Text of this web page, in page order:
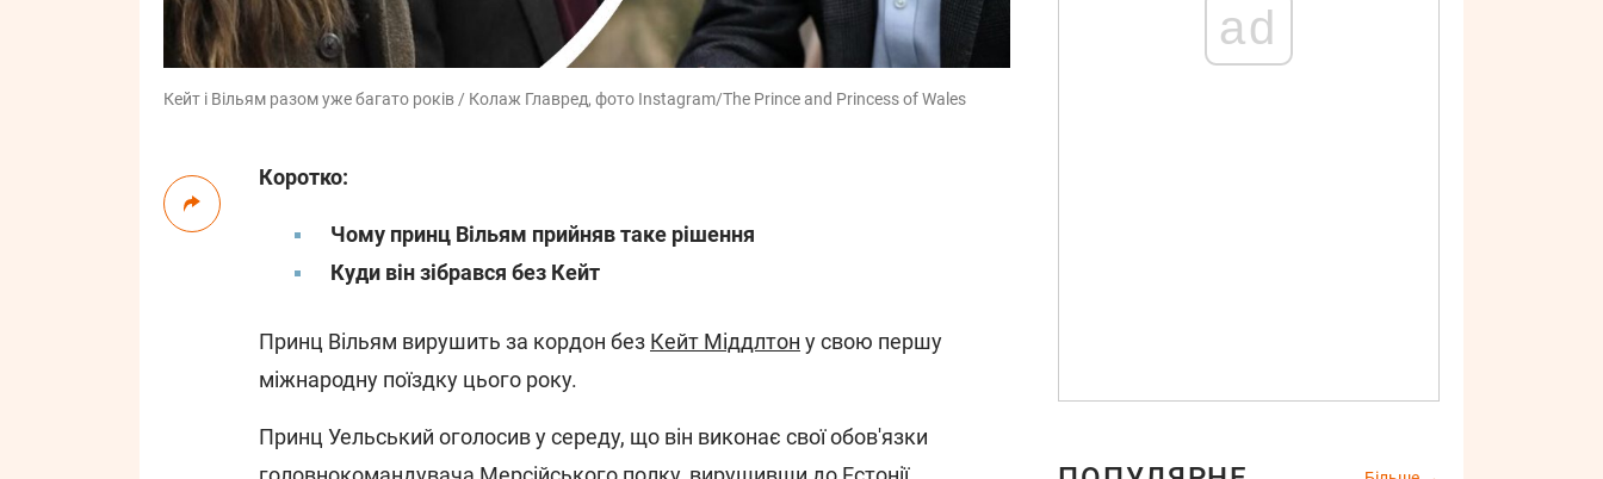
Кейт і Вільям разом уже багато років / Колаж Главред, фото Instagram/The Prince and Princess of Wales
Коротко:
Чому принц Вільям прийняв таке рішення
Куди він зібрався без Кейт
Принц Вільям вирушить за кордон без Кейт Міддлтон у свою першу
міжнародну поїздку цього року.
Принц Уельський оголосив у середу, що він виконає свої обов'язки
ad